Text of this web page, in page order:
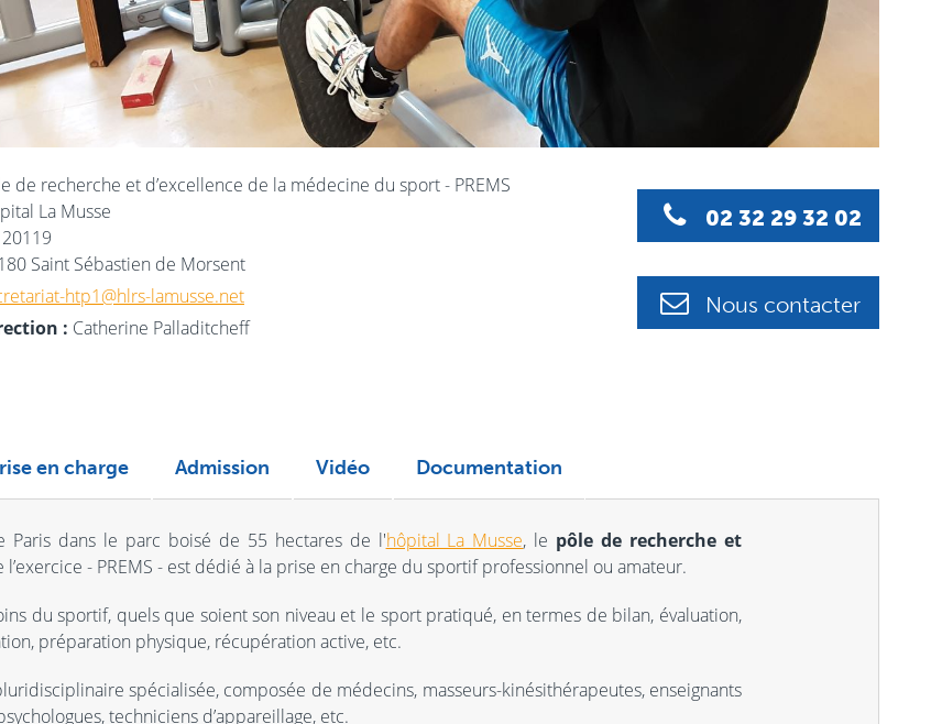
de recherche et d’excellence de la médecine du sport - PREMS
La Musse
20119
Saint Sébastien de Morsent
htp1@hlrs-lamusse.net
: Catherine Palladitcheff
02 32 29 32 02
Nous contacter
en charge Admission Vidéo Documentation
Paris dans le parc boisé de 55 hectares de l'hôpital La Musse, le pôle de recherche et
l’exercice - PREMS - est dédié à la prise en charge du sportif professionnel ou amateur.
du sportif, quels que soient son niveau et le sport pratiqué, en termes de bilan, évaluation,
préparation physique, récupération active, etc.
spécialisée, composée de médecins, masseurs-kinésithérapeutes, enseignants
techniciens d’appareillage, etc.